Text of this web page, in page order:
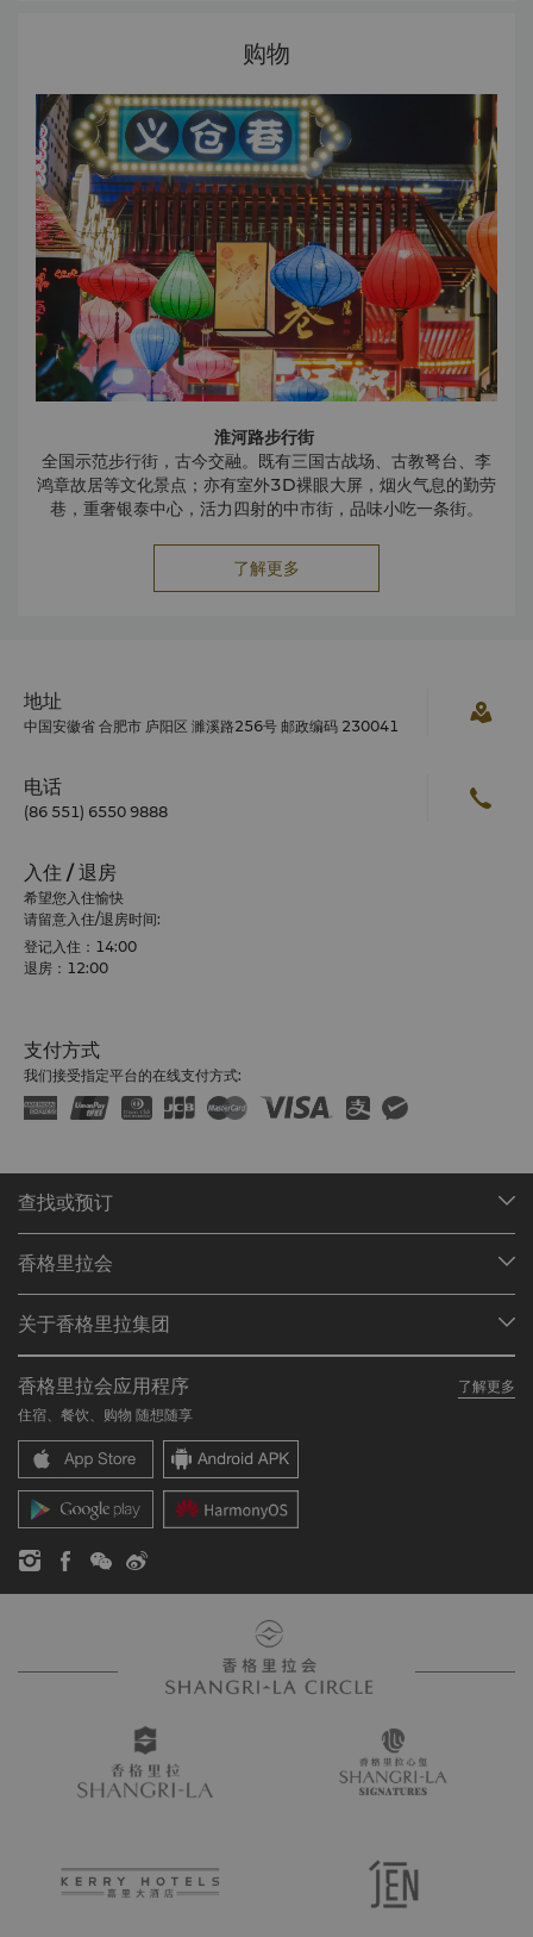
购物
淮河路步行街
全国示范步行街，古今交融。既有三国古战场、古教弩台、李
鸿章故居等文化景点；亦有室外3D裸眼大屏，烟火气息的勤劳
巷，重奢银泰中心，活力四射的中市街，品味小吃一条街。
了解更多
地址
中国安徽省 合肥市 庐阳区 濉溪路256号 邮政编码 230041
电话
(86 551) 6550 9888
入住 / 退房
希望您入住愉快
请留意入住/退房时间:
登记入住：14:00
退房：12:00
支付方式
我们接受指定平台的在线支付方式:
查找或预订
查找预订
餐厅与酒吧
香格里拉会
加入香格里拉会
常见问题
联络我们
关于香格里拉集团
我们的酒店品牌
香格里拉中心
香格里拉公寓
联系方式
职业发展
企业社会责任
新闻稿
香格里拉会应用程序
了解更多
住宿、餐饮、购物 随想随享